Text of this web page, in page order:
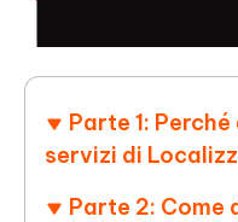
Parte 1:
servizi di
Parte 2: Come